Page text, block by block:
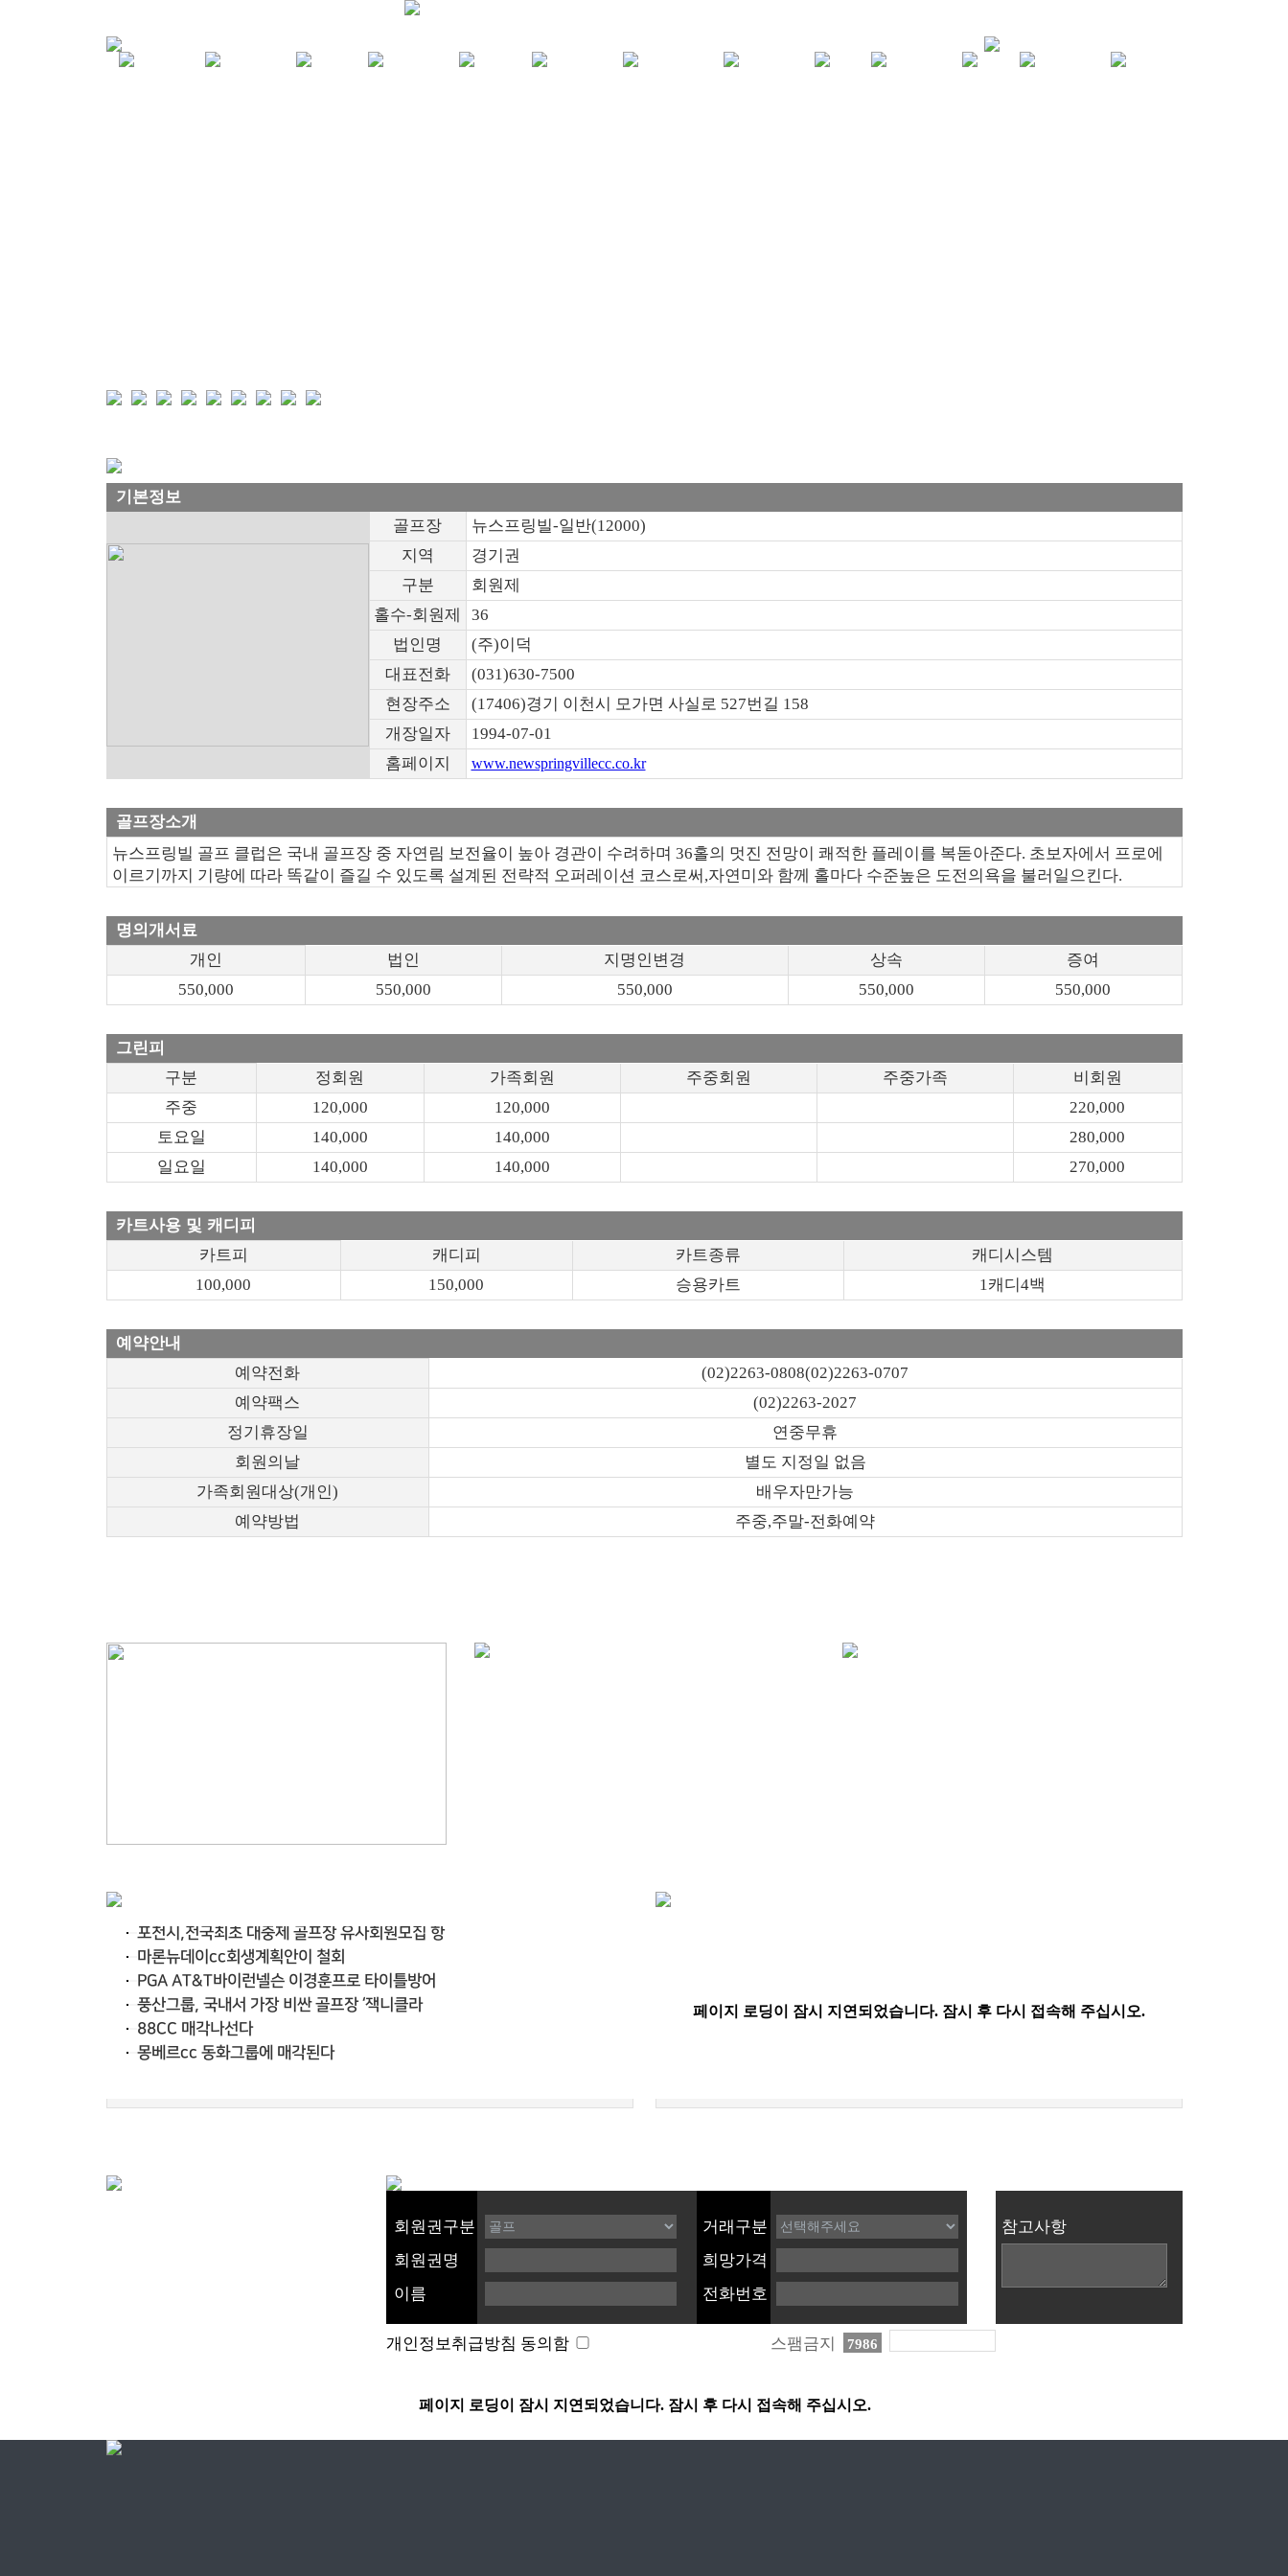
기본정보
골프장
뉴스프링빌-일반(12000)
지역
경기권
구분
회원제
홀수-회원제
36
법인명
(주)이덕
대표전화
(031)630-7500
현장주소
(17406)경기 이천시 모가면 사실로 527번길 158
개장일자
1994-07-01
홈페이지
www.newspringvillecc.co.kr
골프장소개
뉴스프링빌 골프 클럽은 국내 골프장 중 자연림 보전율이 높아 경관이 수려하며 36홀의 멋진 전망이 쾌적한 플레이를 복돋아준다. 초보자에서 프로에
이르기까지 기량에 따라 똑같이 즐길 수 있도록 설계된 전략적 오퍼레이션 코스로써,자연미와 함께 홀마다 수준높은 도전의욕을 불러일으킨다.
명의개서료
개인
법인 지명인변경 상속
증여
550,000
550,000 550,000 550,000 550,000
그린피
구분
정회원 가족회원 주중회원 주중가족
비회원
주중
120,000 120,000
220,000
토요일
140,000 140,000
280,000
일요일
140,000 140,000 270,000
카트사용 및 캐디피
카트피
캐디피 카트종류
캐디시스템
100,000
150,000 승용카트 1캐디4백
예약안내
예약전화
(02)2263-0808(02)2263-0707
예약팩스
(02)2263-2027
정기휴장일
연중무휴
회원의날
별도 지정일 없음
가족회원대상(개인)
배우자만가능
예약방법
주중,주말-전화예약
회원권구분
회원권명
이름
거래구분
희망가격
전화번호
참고사항
개인정보취급방침 동의함 스팸금지 7986